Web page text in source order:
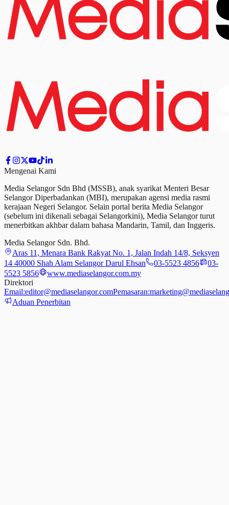
Mengenai Kami
Media Selangor Sdn Bhd (MSSB), anak syarikat Menteri Besar
Selangor Diperbadankan (MBI), merupakan agensi media rasmi
kerajaan Negeri Selangor. Selain portal berita Media Selangor
(sebelum ini dikenali sebagai Selangorkini), Media Selangor turut
menerbitkan akhbar dalam bahasa Mandarin, Tamil, dan Inggeris.
Media Selangor Sdn. Bhd.
Aras 11, Menara Bank Rakyat No. 1, Jalan Indah 14/8, Seksyen
14 40000 Shah Alam Selangor Darul Ehsan
03-5523 4856
03-
5523 5856
www.mediaselangor.com.my
Direktori
Email:editor@mediaselangor.comPemasaran:
Aduan Penerbitan